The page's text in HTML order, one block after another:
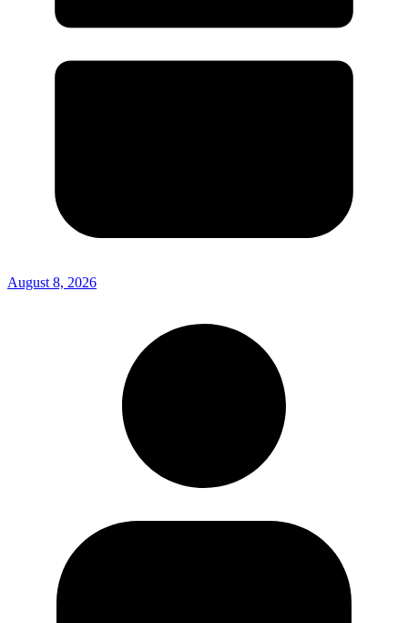
August 8, 2026